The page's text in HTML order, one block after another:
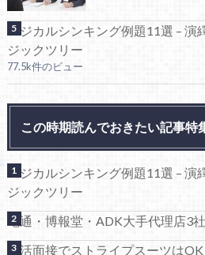
ロジカルシンキング例題11選 – 演
ジックツリー
77.5k件のビュー
この時期読んでおきたい記事特
ロジカルシンキング例題11選 – 演
ジックツリー
電通・博報堂・ADK大手代理店3
就活面接でストライプスーツは